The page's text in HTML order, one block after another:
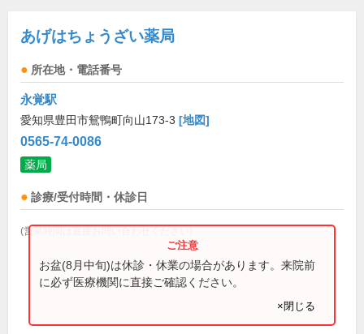
あげはちょうざい薬局
所在地・電話番号
永覚駅
愛知県豊田市鴛鴨町向山173-3 [地図]
0565-74-0086
薬局
診療/受付時間・休診日
(営業時間は直接お問い合わせください)
お盆(8月中旬)は休診・休業の場合があります。来院前
に必ず医療機関に直接ご確認ください。
×閉じる